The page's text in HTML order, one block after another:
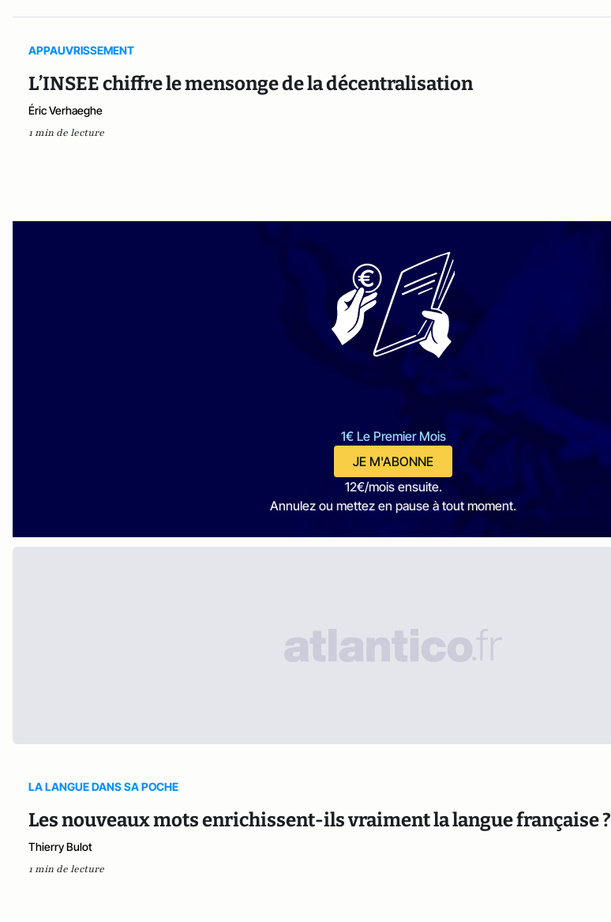
APPAUVRISSEMENT
L’INSEE chiffre le mensonge de la décentralisation
Éric Verhaeghe
1 min de lecture
1€ Le Premier Mois
JE M'ABONNE
12€/mois ensuite.
Annulez ou mettez en pause à tout moment.
LA LANGUE DANS SA POCHE
Les nouveaux mots enrichissent-ils vraiment la langue française ?
Thierry Bulot
1 min de lecture